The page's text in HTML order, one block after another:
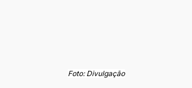
Foto: Divulgação